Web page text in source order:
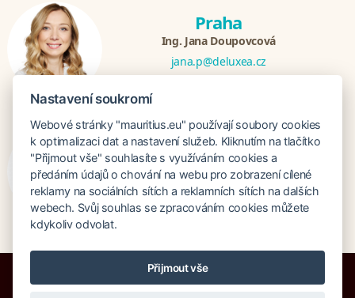
Praha
Ing. Jana Doupovcová
jana.p@deluxea.cz
Bratislava
Katarina Hutníková
katarina@deluxea.sk
+421 948 759 074
Bankruptcy insurance 125 000 000 CZK
Nastavení soukromí
Webové stránky "mauritius.eu" používají soubory cookies
k optimalizaci dat a nastavení služeb. Kliknutím na tlačítko
"Přijmout vše" souhlasíte s využíváním cookies a
předáním údajů o chování na webu pro zobrazení cílené
reklamy na sociálních sítích a reklamních sítích na dalších
webech. Svůj souhlas se zpracováním cookies můžete
kdykoliv odvolat.
Přijmout vše